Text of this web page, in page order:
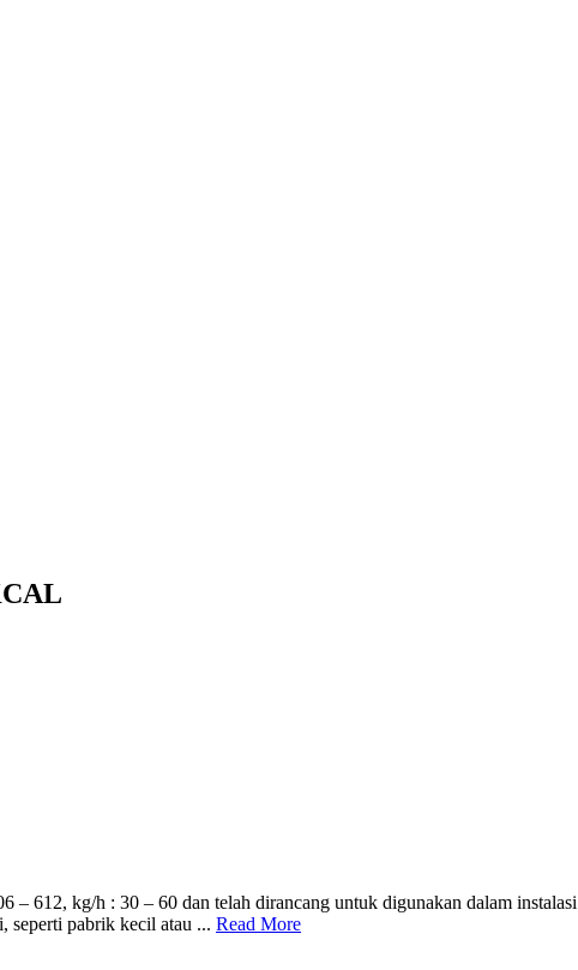
612, kg/h : 30 – 60 dan telah dirancang untuk digunakan dalam
seperti pabrik kecil atau ... Read More